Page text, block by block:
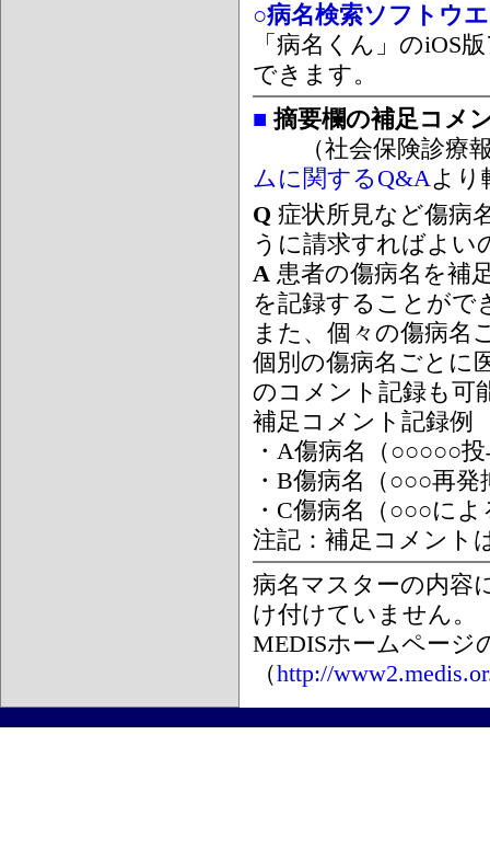
○病名検索ソフトウ
「病名くん」のiOS
できます。
■ 摘要欄の補足コメ
（社会保険診療報
ムに関するQ&Aより
Q 症状所見など傷病
うに請求すればよい
A 患者の傷病名を補
を記録することがで
また、個々の傷病名
個別の傷病名ごとに
のコメント記録も可
補足コメント記録例
・A傷病名（○○○○○
・B傷病名（○○○再
・C傷病名（○○○に
注記：補足コメント
病名マスターの内容
け付けていません。
MEDISホームページ
（http://